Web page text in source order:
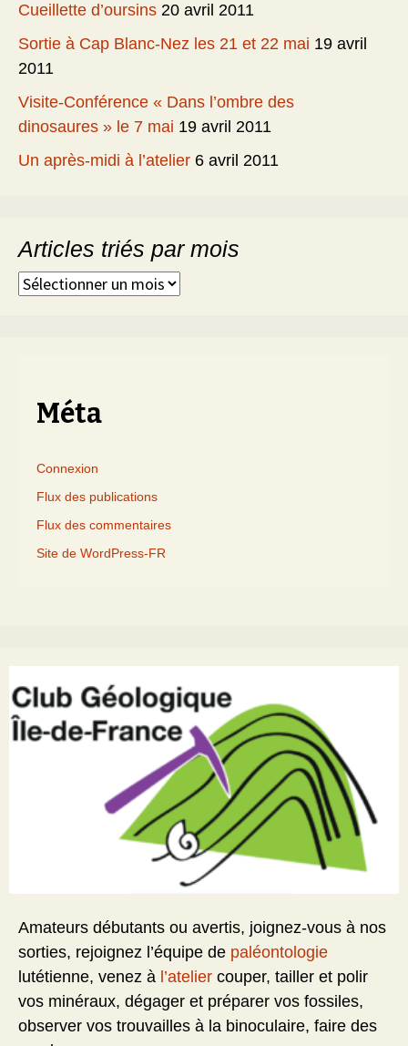
Cueillette d’oursins 20 avril 2011
Sortie à Cap Blanc-Nez les 21 et 22 mai 19 avril
2011
Visite-Conférence « Dans l’ombre des
dinosaures » le 7 mai 19 avril 2011
Un après-midi à l’atelier 6 avril 2011
Articles triés par mois
Articles
Méta
Connexion
Flux des publications
Flux des commentaires
Site de WordPress-FR
Amateurs débutants ou avertis, joignez-vous à nos
sorties, rejoignez l’équipe de paléontologie
lutétienne, venez à l’atelier couper, tailler et polir
vos minéraux, dégager et préparer vos fossiles,
observer vos trouvailles à la binoculaire, faire des